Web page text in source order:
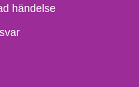
händelse